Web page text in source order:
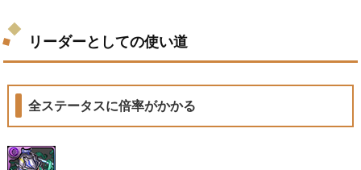
リーダーとしての使い道
全ステータスに倍率がかかる